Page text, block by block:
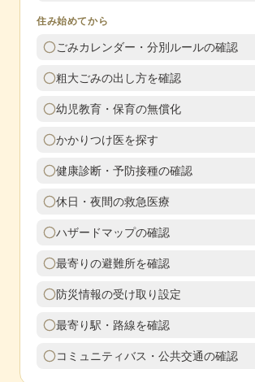
住み始めてから
ごみカレンダー・分別ルールの確認
粗大ごみの出し方を確認
幼児教育・保育の無償化
かかりつけ医を探す
健康診断・予防接種の確認
休日・夜間の救急医療
ハザードマップの確認
最寄りの避難所を確認
防災情報の受け取り設定
最寄り駅・路線を確認
コミュニティバス・公共交通の確認